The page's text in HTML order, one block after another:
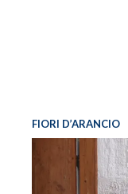
FIORI D’ARANCIO